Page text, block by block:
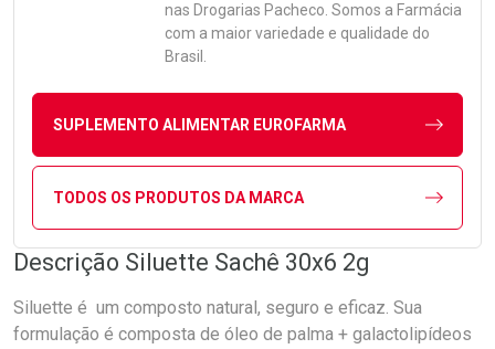
nas Drogarias Pacheco. Somos a Farmácia
com a maior variedade e qualidade do
Brasil.
SUPLEMENTO ALIMENTAR EUROFARMA
TODOS OS PRODUTOS DA MARCA
Descrição Siluette Sachê 30x6 2g
Siluette é um composto natural, seguro e eficaz. Sua
formulação é composta de óleo de palma + galactolipídeos